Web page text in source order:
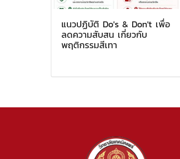
แนวปฏิบัติ Do's & Don't เพื่อ
ลดความสับสน เกี่ยวกับ
พฤติกรรมสีเทา